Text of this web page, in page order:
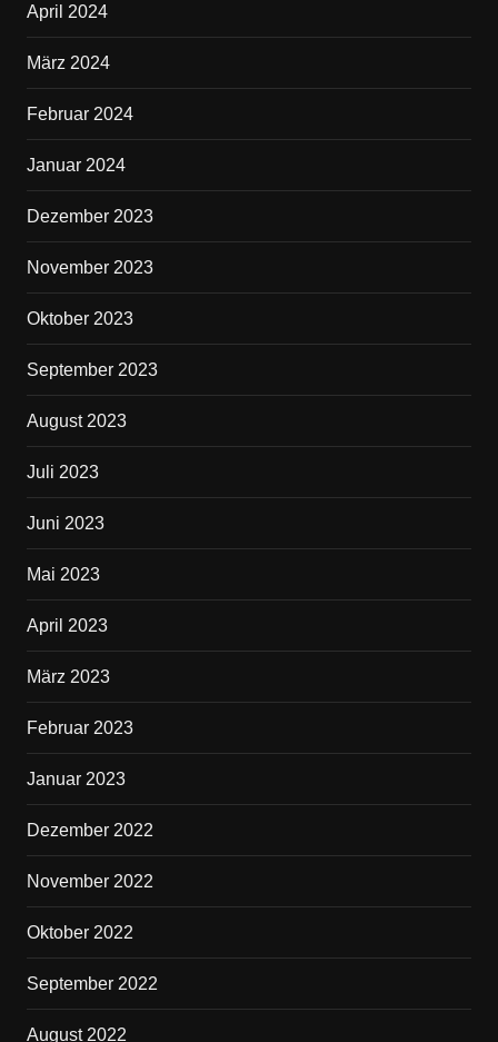
April 2024
März 2024
Februar 2024
Januar 2024
Dezember 2023
November 2023
Oktober 2023
September 2023
August 2023
Juli 2023
Juni 2023
Mai 2023
April 2023
März 2023
Februar 2023
Januar 2023
Dezember 2022
November 2022
Oktober 2022
September 2022
August 2022